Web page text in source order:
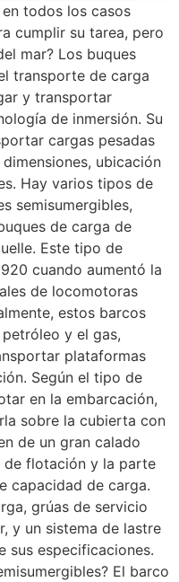
todos los casos
cumplir su tarea, pero
mar? Los buques
transporte de carga
y transportar
de inmersión. Su
cargas pesadas
ubicación
Hay varios tipos de
semisumergibles,
de carga de
Este tipo de
cuando aumentó la
de locomotoras
estos barcos
y el gas,
plataformas
Según el tipo de
en la embarcación,
sobre la cubierta con
de un gran calado
de flotación y la parte
capacidad de carga.
grúas de servicio
y un sistema de lastre
sus especificaciones.
El barco